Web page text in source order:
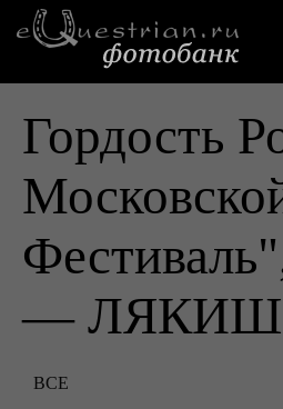
Гордость
—
ВСЕ